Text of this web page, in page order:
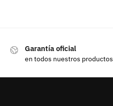
Garantía oficial
en todos nuestros productos